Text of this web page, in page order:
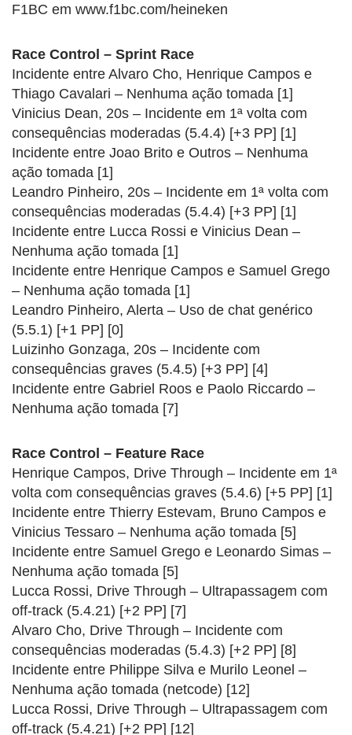
F1BC em www.f1bc.com/heineken
Race Control – Sprint Race
Incidente entre Alvaro Cho, Henrique Campos e
Thiago Cavalari – Nenhuma ação tomada [1]
Vinicius Dean, 20s – Incidente em 1ª volta com
consequências moderadas (5.4.4) [+3 PP] [1]
Incidente entre Joao Brito e Outros – Nenhuma
ação tomada [1]
Leandro Pinheiro, 20s – Incidente em 1ª volta com
consequências moderadas (5.4.4) [+3 PP] [1]
Incidente entre Lucca Rossi e Vinicius Dean –
Nenhuma ação tomada [1]
Incidente entre Henrique Campos e Samuel Grego
– Nenhuma ação tomada [1]
Leandro Pinheiro, Alerta – Uso de chat genérico
(5.5.1) [+1 PP] [0]
Luizinho Gonzaga, 20s – Incidente com
consequências graves (5.4.5) [+3 PP] [4]
Incidente entre Gabriel Roos e Paolo Riccardo –
Nenhuma ação tomada [7]
Race Control – Feature Race
Henrique Campos, Drive Through – Incidente em 1ª
volta com consequências graves (5.4.6) [+5 PP] [1]
Incidente entre Thierry Estevam, Bruno Campos e
Vinicius Tessaro – Nenhuma ação tomada [5]
Incidente entre Samuel Grego e Leonardo Simas –
Nenhuma ação tomada [5]
Lucca Rossi, Drive Through – Ultrapassagem com
off-track (5.4.21) [+2 PP] [7]
Alvaro Cho, Drive Through – Incidente com
consequências moderadas (5.4.3) [+2 PP] [8]
Incidente entre Philippe Silva e Murilo Leonel –
Nenhuma ação tomada (netcode) [12]
Lucca Rossi, Drive Through – Ultrapassagem com
off-track (5.4.21) [+2 PP] [12]